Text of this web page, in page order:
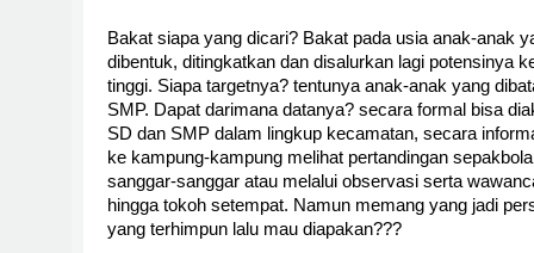
Bakat siapa yang dicari? Bakat pada usia anak-anak
dibentuk, ditingkatkan dan disalurkan lagi potensinya
tinggi. Siapa targetnya? tentunya anak-anak yang
SMP. Dapat darimana datanya? secara formal bisa
SD dan SMP dalam lingkup kecamatan, secara
ke kampung-kampung melihat pertandingan
sanggar-sanggar atau melalui observasi serta
hingga tokoh setempat. Namun memang yang jadi
yang terhimpun lalu mau diapakan???